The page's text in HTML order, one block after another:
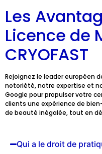
Les
Licence de
CRYOFAST
Rejoignez le leader européen
notoriété, notre expertise et
Google pour propulser votre
clients une expérience de
de beauté inégalée, tout en
Qui a le droit de